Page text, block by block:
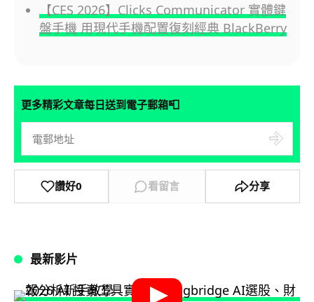
【CES 2026】Clicks Communicator 實體鍵
盤手機 用現代手機配置復刻經典 BlackBerry
更多精彩文章每日送到電子郵箱📮
讚好0 看留言 分享
最新影片